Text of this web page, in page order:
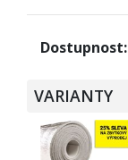
Dostupnost:
VARIANTY